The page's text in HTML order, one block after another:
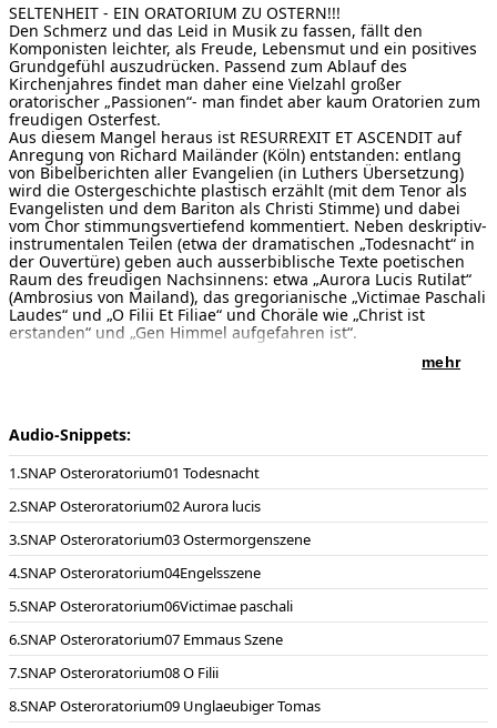
Audio-Snippets:
SNAP Osteroratorium01 Todesnacht
SNAP Osteroratorium02 Aurora lucis
SNAP Osteroratorium03 Ostermorgenszene
SNAP Osteroratorium04Engelsszene
SNAP Osteroratorium06Victimae paschali
SNAP Osteroratorium07 Emmaus Szene
SNAP Osteroratorium08 O Filii
SNAP Osteroratorium09 Unglaeubiger Tomas
SELTENHEIT - EIN ORATORIUM ZU OSTERN!!!
Den Schmerz und das Leid in Musik zu fassen, fällt den
Komponisten leichter, als Freude, Lebensmut und ein positives
Grundgefühl auszudrücken. Passend zum Ablauf des
Kirchenjahres findet man daher eine Vielzahl großer
oratorischer „Passionen“- man findet aber kaum Oratorien zum
freudigen Osterfest.
Aus diesem Mangel heraus ist RESURREXIT ET ASCENDIT auf
Anregung von Richard Mailänder (Köln) entstanden: entlang
von Bibelberichten aller Evangelien (in Luthers Übersetzung)
wird die Ostergeschichte plastisch erzählt (mit dem Tenor als
Evangelisten und dem Bariton als Christi Stimme) und dabei
vom Chor stimmungsvertiefend kommentiert. Neben deskriptiv-
instrumentalen Teilen (etwa der dramatischen „Todesnacht“ in
der Ouvertüre) geben auch ausserbiblische Texte poetischen
Raum des freudigen Nachsinnens: etwa „Aurora Lucis Rutilat“
(Ambrosius von Mailand), das gregorianische „Victimae Paschali
Laudes“ und „O Filii Et Filiae“ und Choräle wie „Christ ist
erstanden“ und „Gen Himmel aufgefahren ist“.
CD bei AMBIENTE AUDIO ACD 3015 Sacred Music Series
Bestellbar über info@ambiente-audio.de, im Fachhandel oder
über AMAZON
Enjott Schneider
RESURREXIT ET ASCENDIT
Oratorium zu Ostern und Himmelfahrt für Sopran, Tenor,
Bariton, Chor und Orchester
Nr. 1 Vorspiel „TODESNACHT UND MORGENRÖTE“
Nr. 2 „AURORA LUCIS RUTILAT“
Nr. 3 Ostermorgen-Szene
Nr. 4 Engel-Szene
Nr. 5 Maria von Magdala
Nr. 6 Chor „VICTIMAE PASCHALI LAUDES“
Nr. 7 Emmaus -Szene
Nr. 8 „O FILII ET FILIAE“
mehr